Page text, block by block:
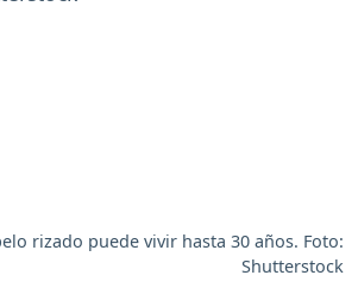
rizado puede vivir hasta 30 años. Foto:
Shutterstock